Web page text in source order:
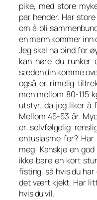
pike, med store
par hender. Har
om å bli
en mann kommer inn
Jeg skal ha bind for
kan høre du runker
sæden din komme
også er rimelig
men mellom 80-115
utstyr, da jeg liker å
Mellom 45-53 år.
er selvfølgelig
entusiasme for?
meg! Kanskje en
ikke bare en kort
fisting, så hvis du
det vært kjekt. Har
hvis du vil.